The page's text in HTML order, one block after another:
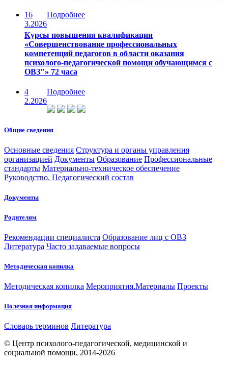
16
3.2026
Подробнее
Курсы повышения квалификации
«Совершенствование профессиональных
компетенций педагогов в области оказания
психолого-педагогической помощи обучающимся с
ОВЗ"» 72 часа
4
2.2026
Подробнее
Общие сведения
Основные сведения Структура и органы управления
организацией Документы Образование Профессиональные
стандарты Материально-техническое обеспечение
Руководство. Педагогический состав
Документы
Родителям
Рекомендации специалиста Образование лиц с ОВЗ
Литература Часто задаваемые вопросы
Методическая копилка
Методическая копилка Мероприятия.Материалы Проекты
Полезная информация
Словарь терминов Литература
© Центр психолого-педагогической, медицинской и
социальной помощи, 2014-2026